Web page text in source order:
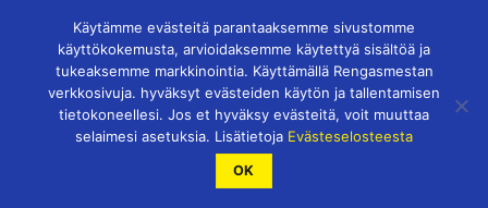
Käytämme evästeitä parantaaksemme sivustomme
käyttökokemusta, arvioidaksemme käytettyä sisältöä ja
tukeaksemme markkinointia. Käyttämällä Rengasmestan
verkkosivuja. hyväksyt evästeiden käytön ja tallentamisen
tietokoneellesi. Jos et hyväksy evästeitä, voit muuttaa
selaimesi asetuksia. Lisätietoja Evästeselosteesta
OK